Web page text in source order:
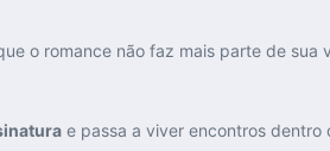
o romance não faz mais parte de
e passa a viver encontros dentro